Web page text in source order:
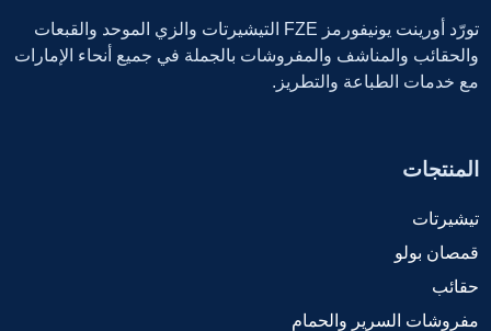
تورّد أورينت يونيفورمز FZE التيشيرتات والزي الموحد والقبعات
والحقائب والمناشف والمفروشات بالجملة في جميع أنحاء الإمارات
مع خدمات الطباعة والتطريز.
المنتجات
تيشيرتات
قمصان بولو
حقائب
مفروشات السرير والحمام